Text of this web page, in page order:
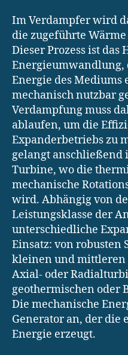
Im Verdampfer wird
die zugeführte
Dieser Prozess ist das
Energieumwandlung,
Energie des Mediums
mechanisch nutzbar
Verdampfung muss
ablaufen, um die
Expanderbetriebs zu
gelangt anschließend
Turbine, wo die
mechanische
wird. Abhängig von
Leistungsklasse der
unterschiedliche
Einsatz: von robusten
kleinen und mittleren
Axial- oder
geothermischen oder
Die mechanische
Generator an, der die
Energie erzeugt.